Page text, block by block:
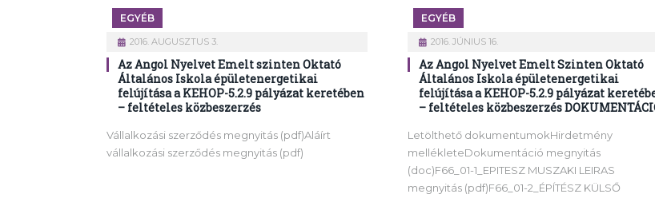
EGYÉB
2016. AUGUSZTUS 3.
Az Angol Nyelvet Emelt szinten Oktató
Általános Iskola épületenergetikai
felújítása a KEHOP-5.2.9 pályázat keretében
– feltételes közbeszerzés
Vállalkozási szerződés megnyitás (pdf)Aláírt
vállalkozási szerződés megnyitás (pdf)
EGYÉB
2016. JÚNIUS 16.
Az Angol Nyelvet Emelt Szinten Oktató
Általános Iskola épületenergetikai
felújítása a KEHOP-5.2.9 pályázat
– feltételes közbeszerzés
Letölthető dokumentumokHirdetmény
mellékleteDokumentáció megnyitás
(doc)F66_01-1_EPITESZ MUSZAKI LEIRAS
megnyitás (pdf)F66_01-2_ÉPÍTÉSZ KÜLSŐ